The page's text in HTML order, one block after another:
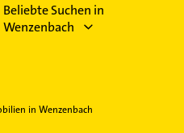
Beliebte Suchen in
Wenzenbach
in Wenzenbach